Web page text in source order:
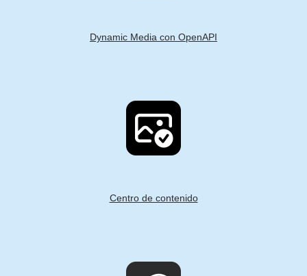
Dynamic Media con OpenAPI
Centro de contenido